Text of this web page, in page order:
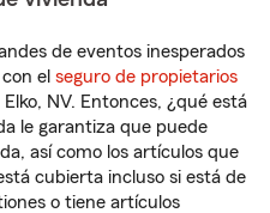
de eventos inesperados
el seguro de propietarios
NV. Entonces, ¿qué está
le garantiza que puede
así como los artículos que
cubierta incluso si está de
o tiene artículos